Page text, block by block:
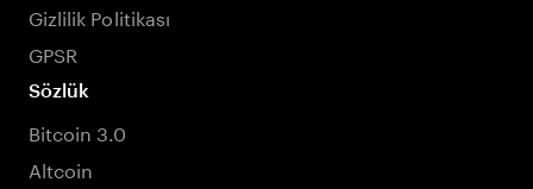
Gizlilik Politikası
GPSR
Sözlük
Bitcoin 3.0
Altcoin